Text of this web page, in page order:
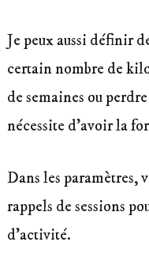
Je peux aussi définir
certain nombre de
de semaines ou
nécessite d’avoir la
Dans les paramètres,
rappels de sessions
d’activité.